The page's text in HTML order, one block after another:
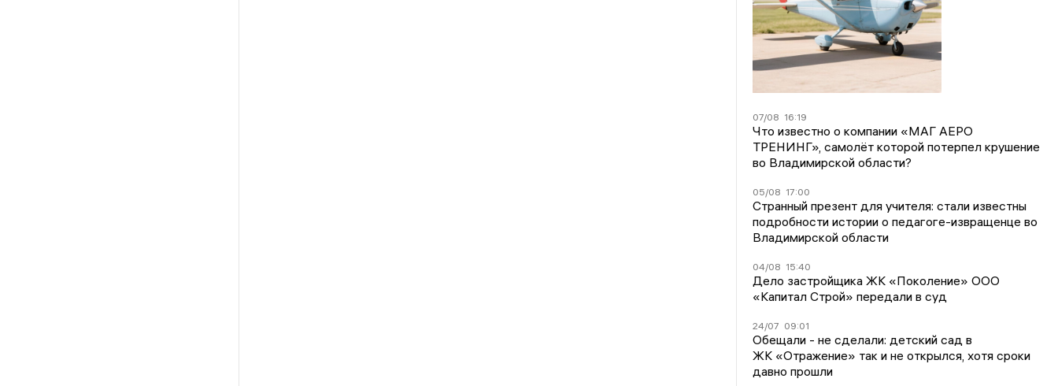
07/08 16:19
Что известно о компании «МАГ АЕРО
ТРЕНИНГ», самолёт которой потерпел крушение
во Владимирской области?
05/08 17:00
Странный презент для учителя: стали известны
подробности истории о педагоге-извращенце во
Владимирской области
04/08 15:40
Дело застройщика ЖК «Поколение» ООО
«Капитал Строй» передали в суд
24/07 09:01
Обещали - не сделали: детский сад в
ЖК «Отражение» так и не открылся, хотя сроки
давно прошли